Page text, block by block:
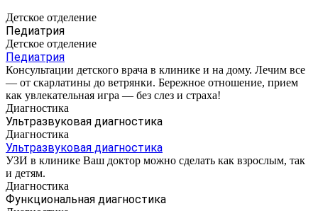
Детское отделение
Педиатрия
Детское отделение
Педиатрия
Консультации детского врача в клинике и на дому. Лечим все
— от скарлатины до ветрянки. Бережное отношение, прием
как увлекательная игра — без слез и страха!
Диагностика
Ультразвуковая диагностика
Диагностика
Ультразвуковая диагностика
УЗИ в клинике Ваш доктор можно сделать как взрослым, так
и детям.
Диагностика
Функциональная диагностика